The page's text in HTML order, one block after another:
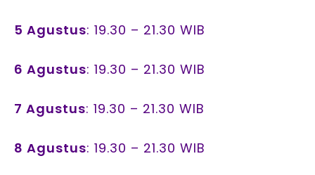
5 Agustus: 19.30 – 21.30 WIB
6 Agustus: 19.30 – 21.30 WIB
7 Agustus: 19.30 – 21.30 WIB
8 Agustus: 19.30 – 21.30 WIB